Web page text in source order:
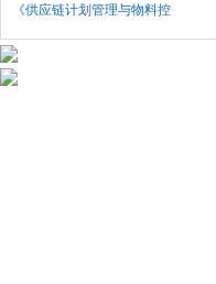
《供应链计划管理与物料控